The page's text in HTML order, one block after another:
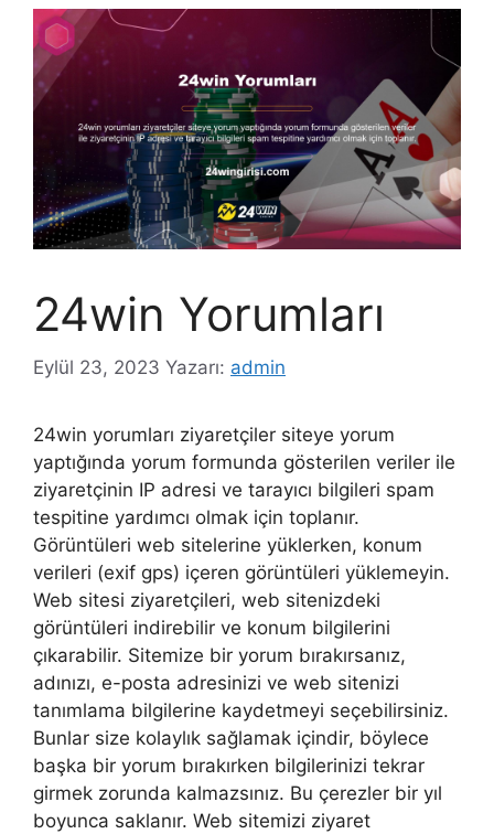
24win Yorumları
Eylül 23, 2023 Yazarı: admin
24win yorumları ziyaretçiler siteye yorum
yaptığında yorum formunda gösterilen veriler ile
ziyaretçinin IP adresi ve tarayıcı bilgileri spam
tespitine yardımcı olmak için toplanır.
Görüntüleri web sitelerine yüklerken, konum
verileri (exif gps) içeren görüntüleri yüklemeyin.
Web sitesi ziyaretçileri, web sitenizdeki
görüntüleri indirebilir ve konum bilgilerini
çıkarabilir. Sitemize bir yorum bırakırsanız,
adınızı, e-posta adresinizi ve web sitenizi
tanımlama bilgilerine kaydetmeyi seçebilirsiniz.
Bunlar size kolaylık sağlamak içindir, böylece
başka bir yorum bırakırken bilgilerinizi tekrar
girmek zorunda kalmazsınız. Bu çerezler bir yıl
boyunca saklanır. Web sitemizi ziyaret